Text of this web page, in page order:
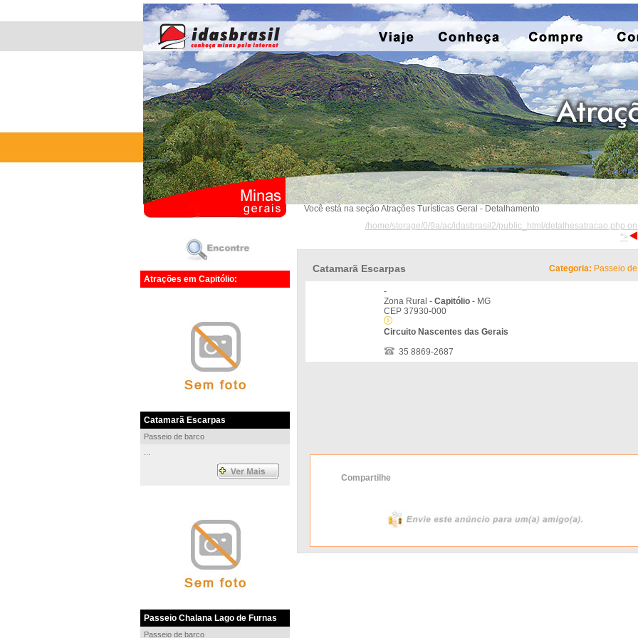
Atrações em Capitólio:
Catamarã Escarpas
Passeio de barco
Passeio Chalana Lago de Furnas
Passeio de barco
Você está na seção Atrações Turísticas Geral - Detalhamento
/home/storage/0/9a/ac/idasbrasil2/public_html/detalhesatracao.php
">
Catamarã Escarpas Categoria: Passeio
-
Zona Rural - Capitólio - MG
CEP 37930-000
Circuito Nascentes das Gerais
35 8869-2687
Compartilhe